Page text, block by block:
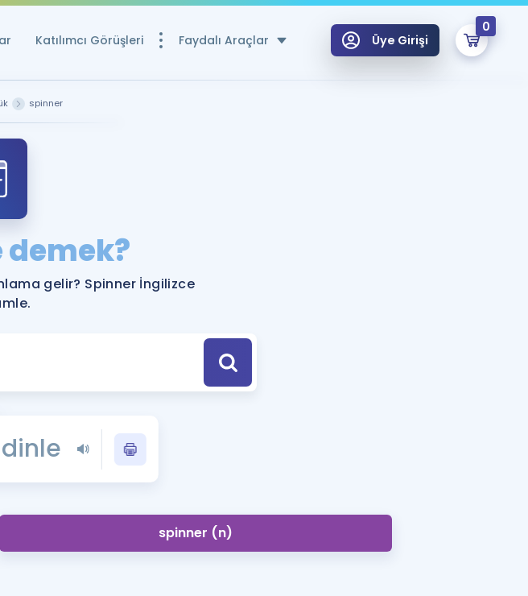
Katılımcı Görüşleri Faydalı Araçlar
YDS ve YÖKDİL Puan Hesaplama Aracı
Rehberlik Aracı
YDS ve YÖKDİL'e Hazırlananlar için Öneriler
Tüm ÖSYM Sınavları Tek Takvimde
YDS - YÖKDİL Tüm Sınavlarla İlgili Haberler
İngilizce Gramer
Üye Girişi
0
spinner
demek?
gelir? Spinner İngilizce
spinner (n)